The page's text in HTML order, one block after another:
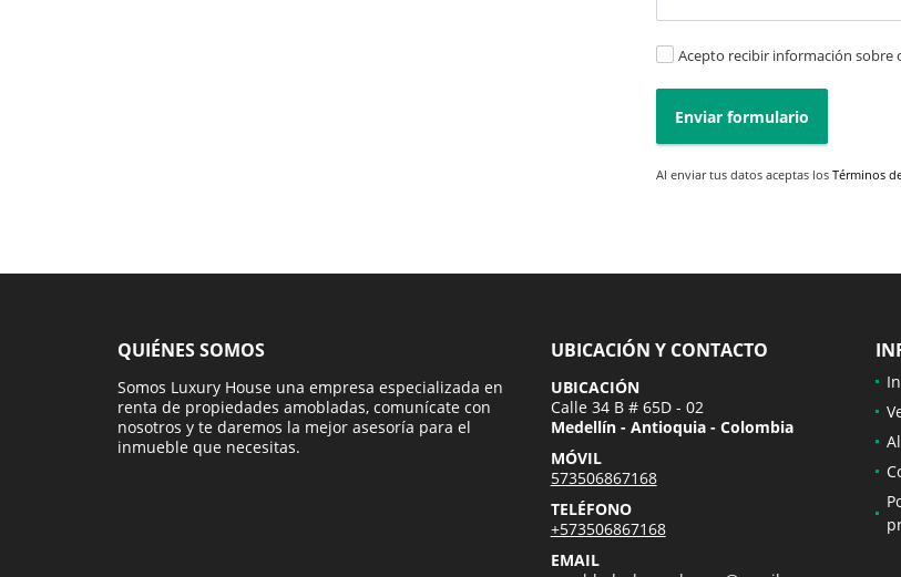
Acepto recibir información sobre
Enviar formulario
Al enviar tus datos aceptas los Términos
QUIÉNES SOMOS
Somos Luxury House una empresa especializada en
renta de propiedades amobladas, comunícate con
nosotros y te daremos la mejor asesoría para el
inmueble que necesitas.
UBICACIÓN Y CONTACTO
UBICACIÓN
Calle 34 B # 65D - 02
Medellín - Antioquia - Colombia
MÓVIL
573506867168
TELÉFONO
+573506867168
EMAIL